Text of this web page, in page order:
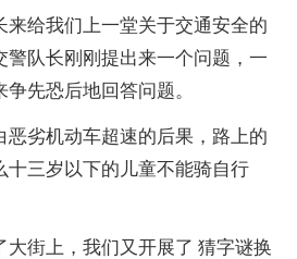
给我们上一堂关于交通安全的
警队长刚刚提出来一个问题，一
先恐后地回答问题。
劣机动车超速的后果，路上的
十三岁以下的儿童不能骑自行
街上，我们又开展了 猜字谜换